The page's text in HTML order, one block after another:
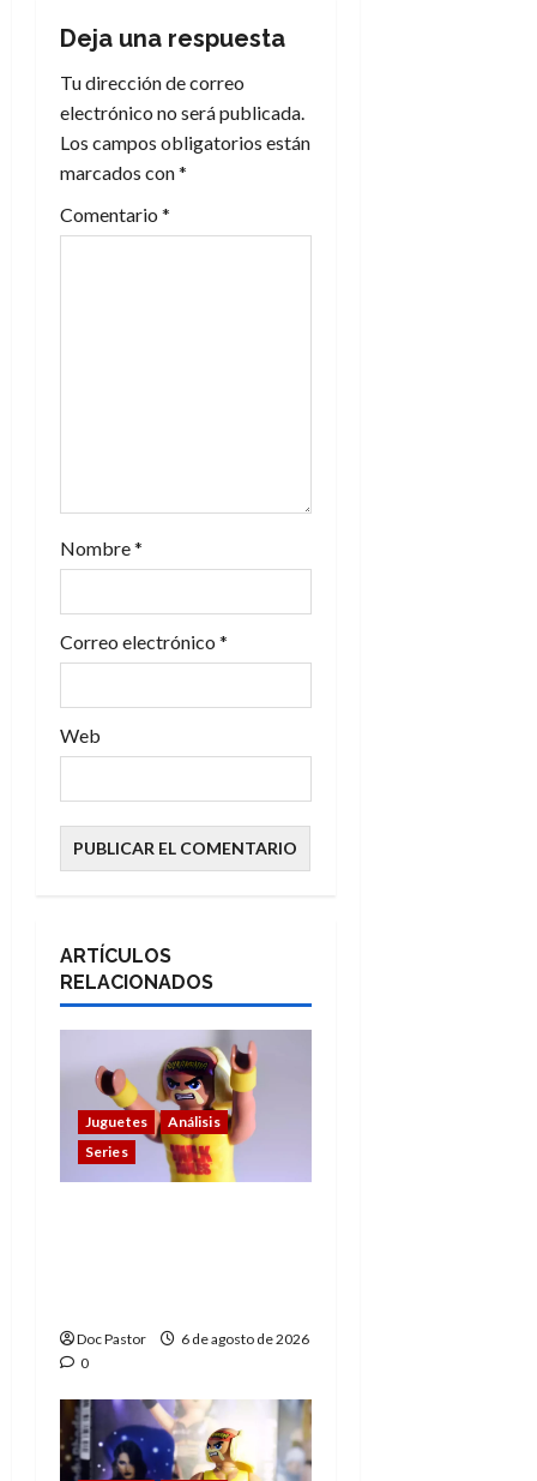
c
i
ó
n
d
a
d
a
s
Deja una respuesta
Tu dirección de correo
electrónico no será publicada.
Los campos obligatorios están
marcados con*
Comentario *
Nombre*
Correo electrónico *
Web
ARTÍCULOS
RELACIONADOS
Juguetes
Análisis
Series
Doc Pastor
6 de agosto de 2026
0